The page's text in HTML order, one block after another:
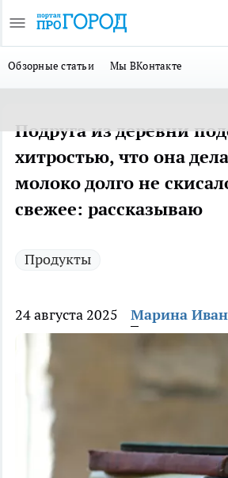
Обзорные статьи Мы ВКонтакте
Подруга из деревни
хитростью, что она
молоко долго не
свежее: рассказываю
Продукты
24 августа 2025 Марина